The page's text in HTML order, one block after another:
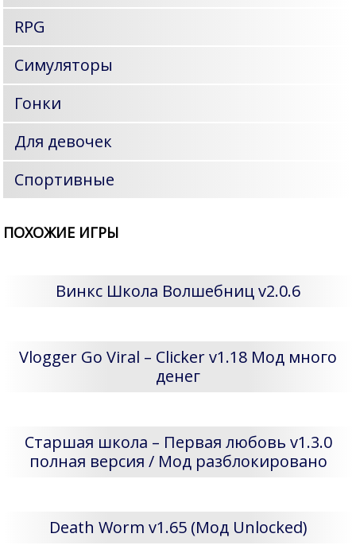
RPG
Симуляторы
Гонки
Для девочек
Спортивные
ПОХОЖИЕ ИГРЫ
Винкс Школа Волшебниц v2.0.6
Vlogger Go Viral – Clicker v1.18 Мод много
денег
Старшая школа – Первая любовь v1.3.0
полная версия / Мод разблокировано
Death Worm v1.65 (Мод Unlocked)